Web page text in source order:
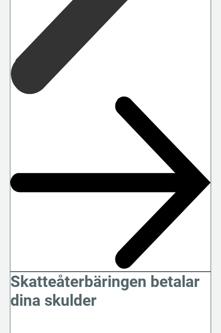
Skatteåterbäringen betalar
dina skulder